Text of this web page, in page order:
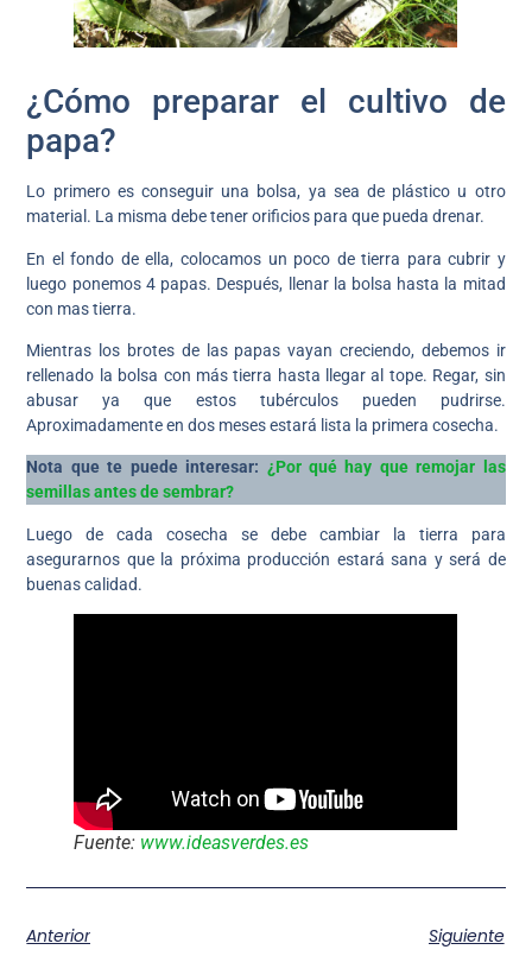
¿Cómo preparar el cultivo de
papa?
Lo primero es conseguir una bolsa, ya sea de plástico u otro
material. La misma debe tener orificios para que pueda drenar.
En el fondo de ella, colocamos un poco de tierra para cubrir y
luego ponemos 4 papas. Después, llenar la bolsa hasta la mitad
con mas tierra.
Mientras los brotes de las papas vayan creciendo, debemos ir
rellenado la bolsa con más tierra hasta llegar al tope. Regar, sin
abusar ya que estos tubérculos pueden pudrirse.
Aproximadamente en dos meses estará lista la primera cosecha.
Nota que te puede interesar: ¿Por qué hay que remojar las
semillas antes de sembrar?
Luego de cada cosecha se debe cambiar la tierra para
asegurarnos que la próxima producción estará sana y será de
buenas calidad.
Fuente: www.ideasverdes.es
Anterior Siguiente